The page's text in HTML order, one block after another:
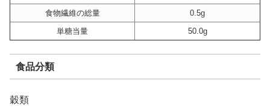
食物繊維の総量
0.5g
単糖当量
50.0g
食品分類
穀類